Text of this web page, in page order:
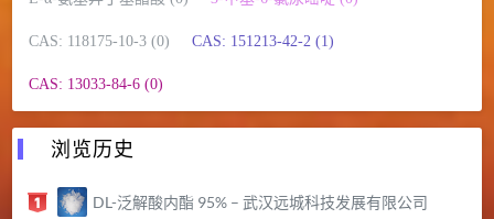
CAS: 118175-10-3 (0) CAS: 151213-42-2 (1)
CAS: 13033-84-6 (0)
浏览历史
DL-泛解酸内酯 95% – 武汉远城科技发展有限公司